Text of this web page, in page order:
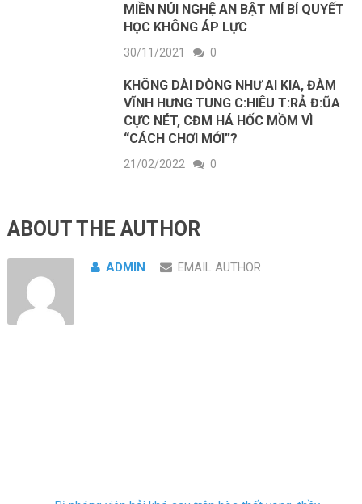
MIỀN NÚI NGHỆ AN BẬT MÍ BÍ QUYẾT
HỌC KHÔNG ÁP LỰC
30/11/2021 0
KHÔNG DÀI DÒNG NHƯ AI KIA, ĐÀM
VĨNH HƯNG TUNG C:HIÊU T:RẢ Đ:ŨA
CỰC NÉT, CĐM HÁ HỐC MỒM VÌ
“CÁCH CHƠI MỚI”?
21/02/2022 0
ABOUT THE AUTHOR
ADMIN EMAIL AUTHOR